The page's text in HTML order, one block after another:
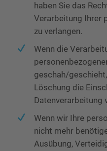
haben Sie das
Verarbeitung Ihrer
zu verlangen.
Wenn die
geschah/
Löschung die
Datenverarbeitung
Wenn wir Ihre
nicht mehr
Ausübung,